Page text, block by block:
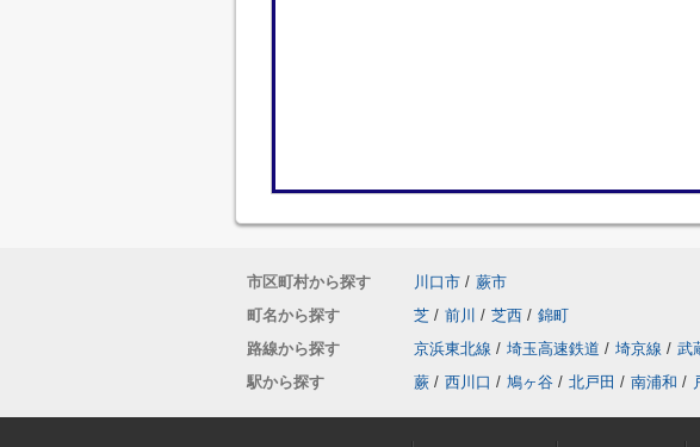
市区町村から探す 川口市 / 蕨市
町名から探す
芝 / 前川 / 芝西 / 錦町
路線から探す
京浜東北線 / 埼玉高速鉄道 / 埼京線 / 武
駅から探す
蕨 / 西川口 / 鳩ヶ谷 / 北戸田 / 南浦和 /